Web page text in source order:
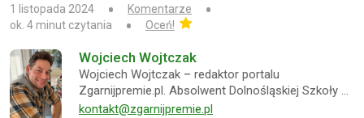
1 listopada 2024
Komentarze
ok. 4 minut czytania
Oceń!
Wojciech Wojtczak
Wojciech Wojtczak – redaktor portalu
Zgarnijpremie.pl. Absolwent Dolnośląskiej Szkoły …
kontakt@zgarnijpremie.pl